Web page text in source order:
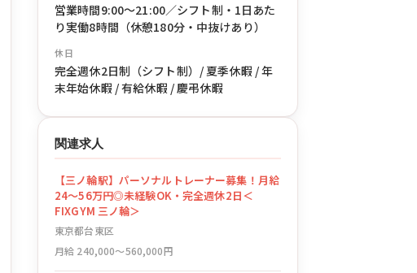
営業時間9:00〜21:00／シフト制・1日あた
り実働8時間（休憩180分・中抜けあり）
休日
完全週休2日制（シフト制）/ 夏季休暇 / 年
末年始休暇 / 有給休暇 / 慶弔休暇
関連求人
【三ノ輪駅】パーソナルトレーナー募集！月給
24〜56万円◎未経験OK・完全週休2日＜
FIXGYM 三ノ輪＞
東京都台東区
月給 240,000〜560,000円